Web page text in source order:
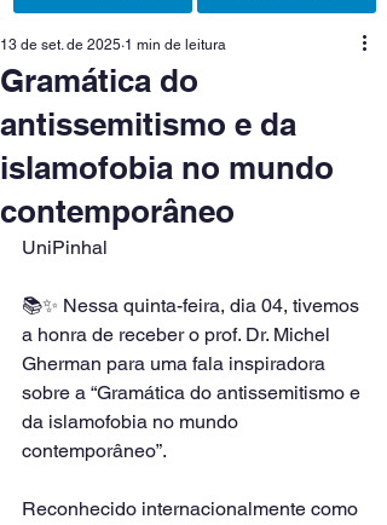
Gramática do
antissemitismo e da
islamofobia no mundo
contemporâneo
13 de set. de 2025 1 min de leitura
UniPinhal
📚✨ Nessa quinta-feira, dia 04, tivemos
a honra de receber o prof. Dr. Michel
Gherman para uma fala inspiradora
sobre a “Gramática do antissemitismo e
da islamofobia no mundo
contemporâneo”.
Reconhecido internacionalmente como